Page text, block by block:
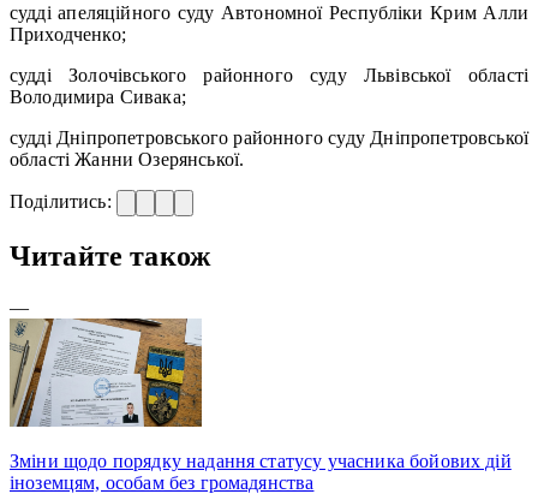
судді апеляційного суду Автономної Республіки Крим Алли
Приходченко;
судді Золочівського районного суду Львівської області
Володимира Сивака;
судді Дніпропетровського районного суду Дніпропетровської
області Жанни Озерянської.
Поділитись:
Читайте також
—
Зміни щодо порядку надання статусу учасника бойових дій
іноземцям, особам без громадянства